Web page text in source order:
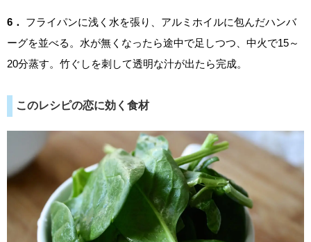
6．
フライパンに浅く水を張り、アルミホイルに包んだハンバ
ーグを並べる。水が無くなったら途中で足しつつ、中火で15～
20分蒸す。竹ぐしを刺して透明な汁が出たら完成。
このレシピの恋に効く食材